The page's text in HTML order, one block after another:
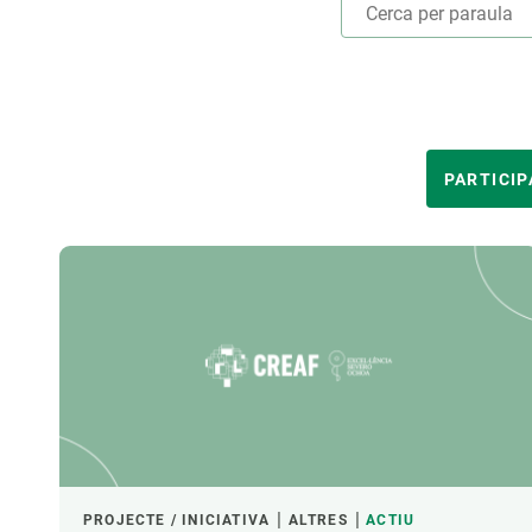
LIDERAT PER
PROJECTE / INICIATIVA ALTRES ACTIU
Observació de la
Temes